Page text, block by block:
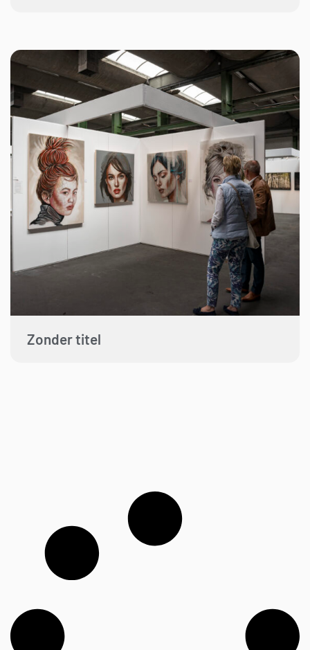
Zonder titel